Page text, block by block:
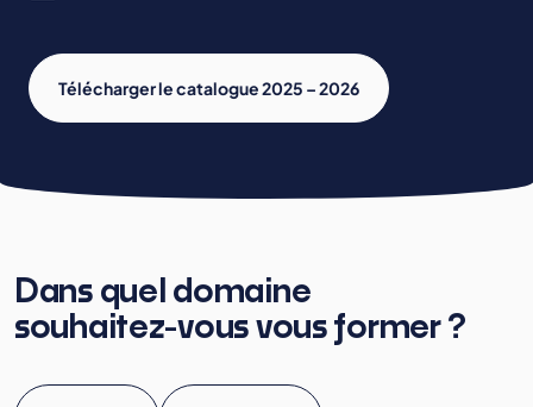
Télécharger le catalogue 2025 – 2026
Dans quel domaine
souhaitez-vous vous former ?